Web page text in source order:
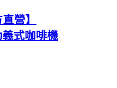
營】
式咖啡機